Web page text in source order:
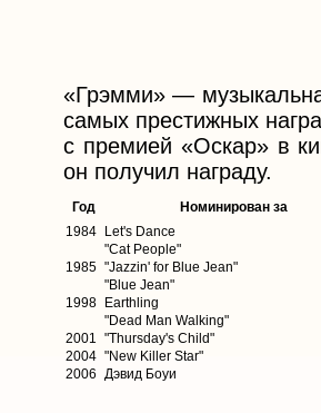
«Грэмми» —
самых престижных
с премией «Оскар» в
он получил награду.
Год
Номинирован за
1984
Let's Dance
"Cat People"
1985 "Jazzin' for Blue Jean"
"Blue Jean"
1998
Earthling
"Dead Man Walking"
2001 "Thursday's Child"
2004 "New Killer Star"
2006 Дэвид Боуи